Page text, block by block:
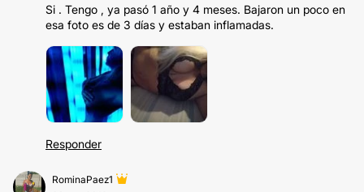
Si . Tengo , ya pasó 1 año y 4 meses. Bajaron un poco en
esa foto es de 3 días y estaban inflamadas.
Responder
RominaPaez1